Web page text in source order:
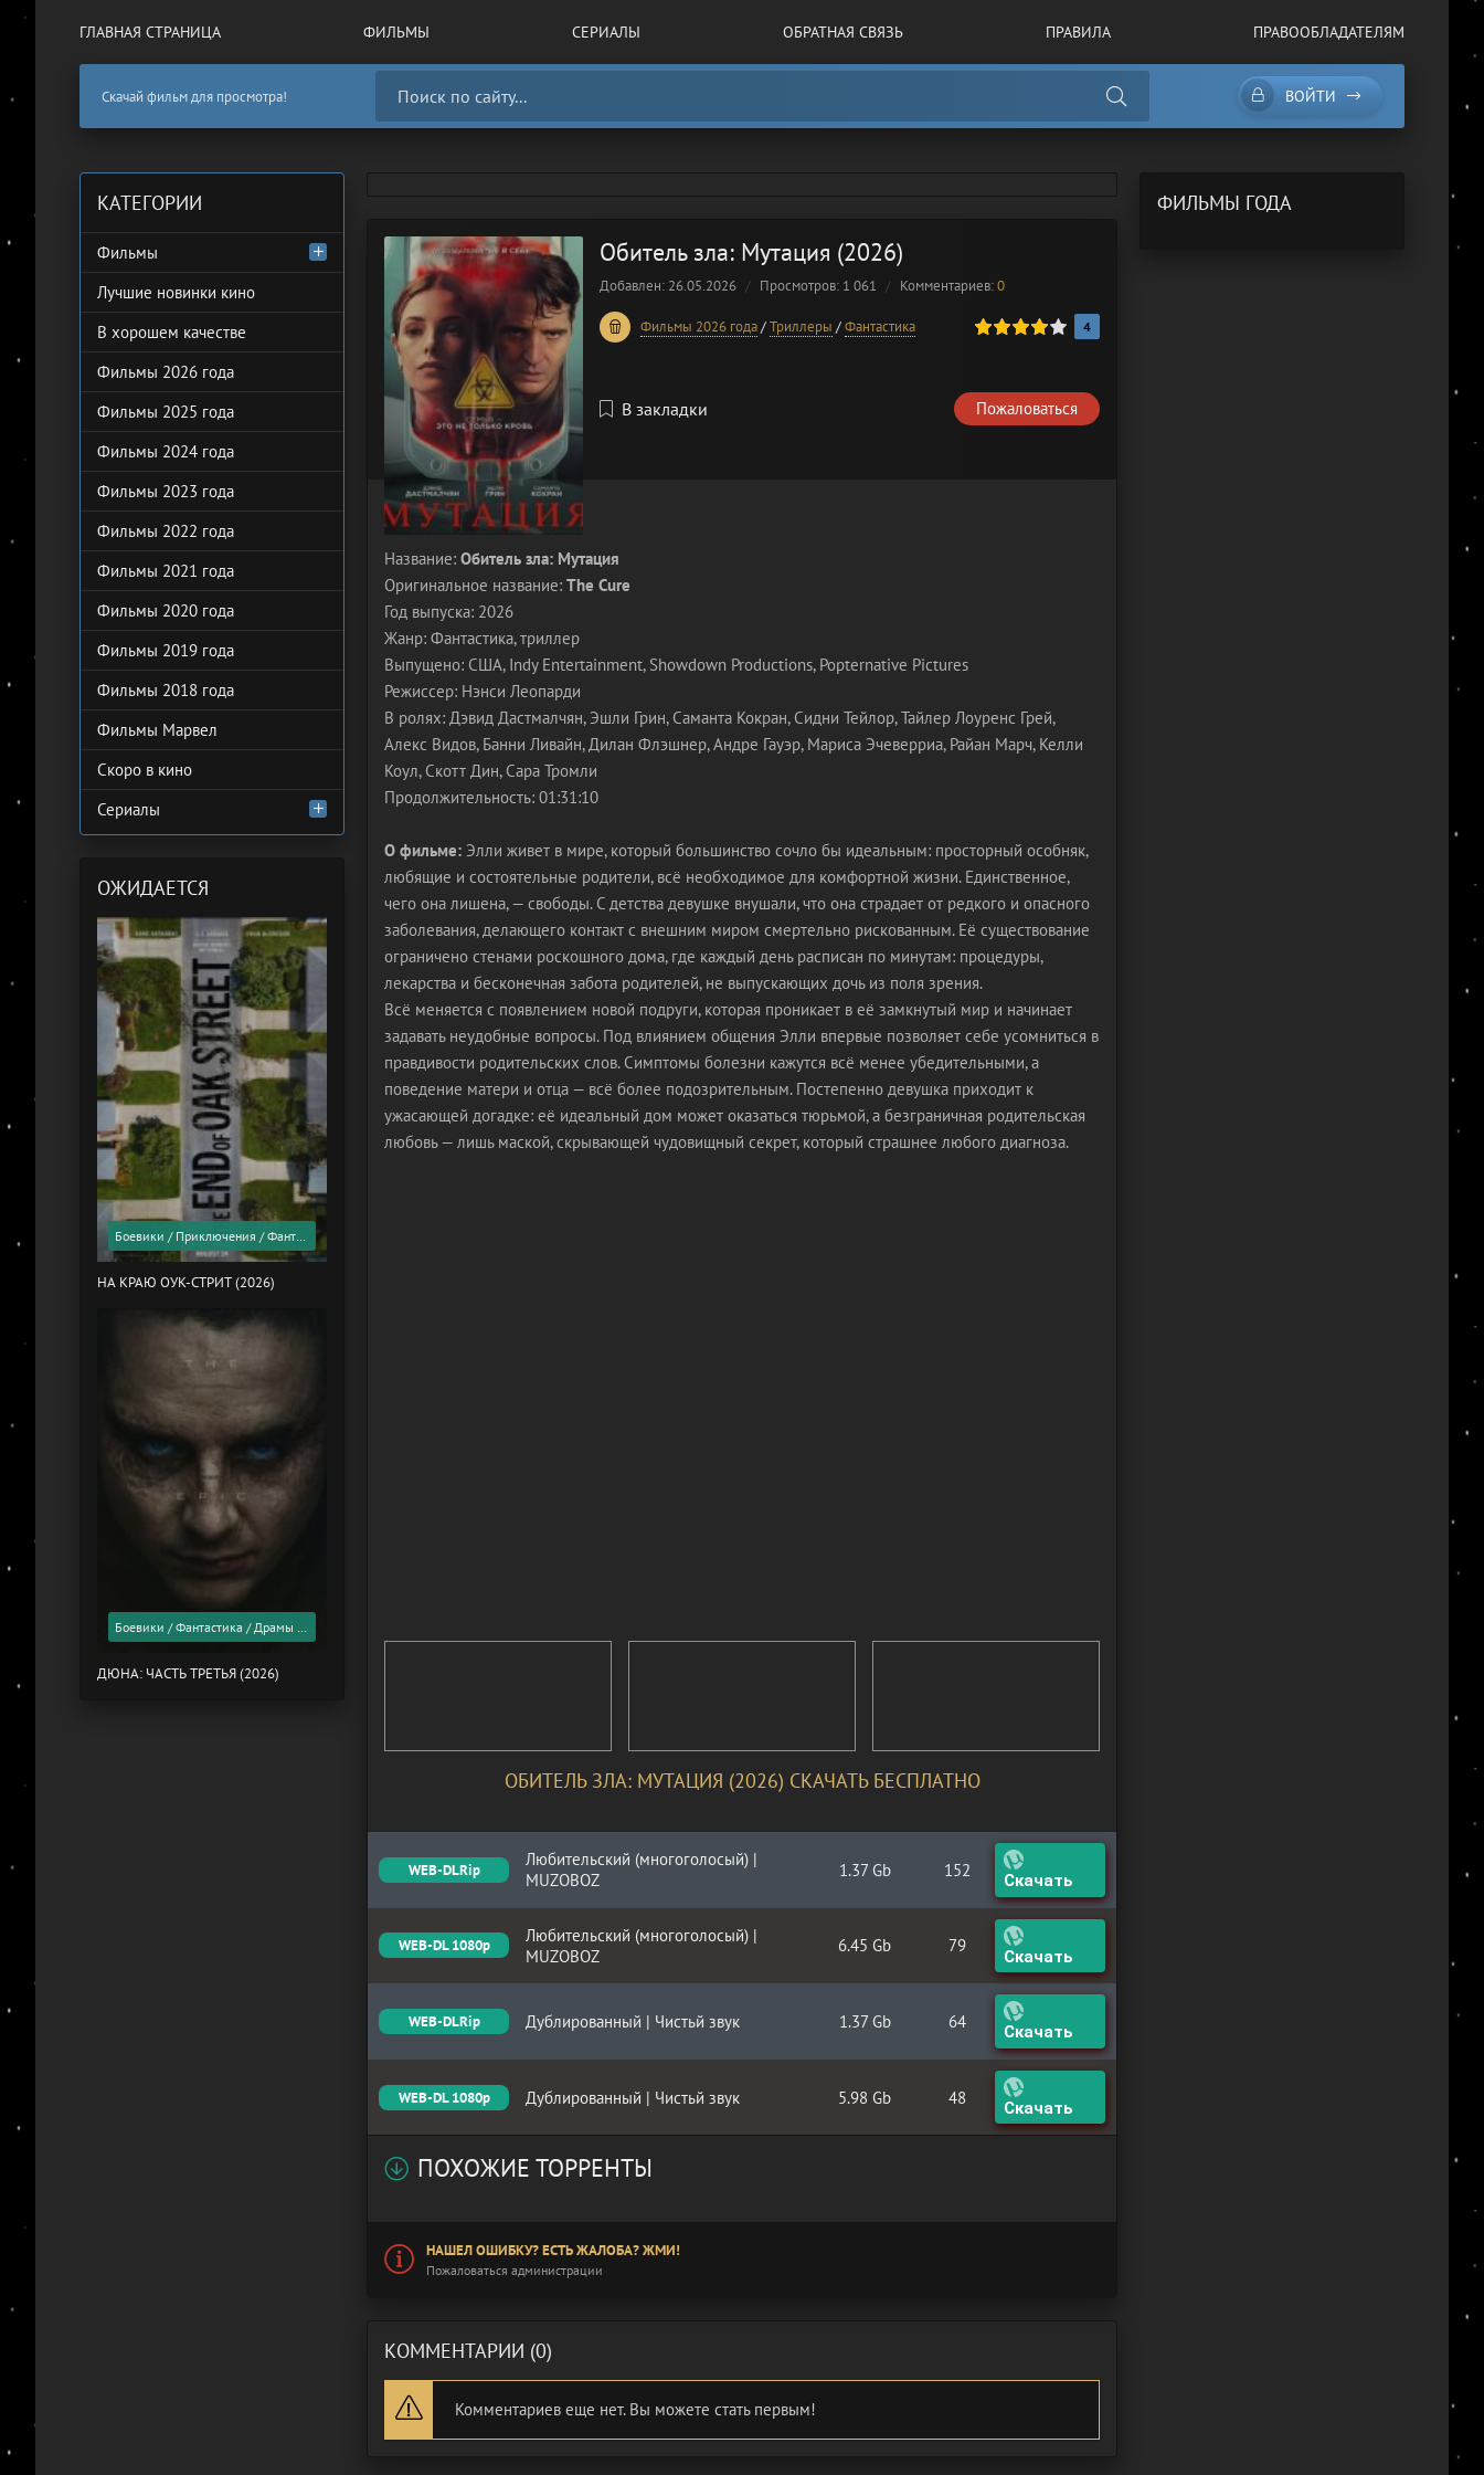
ГЛАВНАЯ СТРАНИЦА ФИЛЬМЫ СЕРИАЛЫ ОБРАТНАЯ СВЯЗЬ ПРАВИЛА ПРАВООБЛАДАТЕЛЯМ
Скачай фильм для просмотра! ВОЙТИ
Обитель зла: Мутация (2026)
Добавлен: 26.05.2026 Просмотров: 1 061 Комментариев:0
Фильмы 2026 года/Триллеры /Фантастика
80 1 2 3 4
В закладки Пожаловаться
Название: Обитель зла: Мутация
Оригинальное название: The Cure
Год выпуска: 2026
Жанр: Фантастика, триллер
Выпущено: США, Indy Entertainment, Showdown Productions, Popternative Pictures
Режиссер: Нэнси Леопарди
В ролях: Дэвид Дастмалчян, Эшли Грин, Саманта Кокран, Сидни Тейлор, Тайлер Лоуренс Грей,
Алекс Видов, Банни Ливайн, Дилан Флэшнер, Андре Гауэр, Мариса Эчеверриа, Райан Марч, Келли
Коул, Скотт Дин, Сара Тромли
Продолжительность: 01:31:10
О фильме: Элли живет в мире, который большинство сочло бы идеальным: просторный особняк,
любящие и состоятельные родители, всё необходимое для комфортной жизни. Единственное,
чего она лишена, — свободы. С детства девушке внушали, что она страдает от редкого и опасного
заболевания, делающего контакт с внешним миром смертельно рискованным. Её существование
ограничено стенами роскошного дома, где каждый день расписан по минутам: процедуры,
лекарства и бесконечная забота родителей, не выпускающих дочь из поля зрения.
Всё меняется с появлением новой подруги, которая проникает в её замкнутый мир и начинает
задавать неудобные вопросы. Под влиянием общения Элли впервые позволяет себе усомниться в
правдивости родительских слов. Симптомы болезни кажутся всё менее убедительными, а
поведение матери и отца — всё более подозрительным. Постепенно девушка приходит к
ужасающей догадке: её идеальный дом может оказаться тюрьмой, а безграничная родительская
любовь — лишь маской, скрывающей чудовищный секрет, который страшнее любого диагноза.
ОБИТЕЛЬ ЗЛА: МУТАЦИЯ (2026) СКАЧАТЬ БЕСПЛАТНО
WEB-DLRip
Любительский (многоголосый) |
MUZOBOZ
1.37 Gb 152 Скачать
WEB-DL 1080p
Любительский (многоголосый) |
MUZOBOZ
6.45 Gb 79 Скачать
WEB-DLRip Дублированный | Чистьй звук 1.37 Gb 64 Скачать
WEB-DL 1080p Дублированный | Чистьй звук 5.98 Gb 48 Скачать
ПОХОЖИЕ ТОРРЕНТЫ
НАШЕЛ ОШИБКУ? ЕСТЬ ЖАЛОБА? ЖМИ!
Пожаловаться администрации
КОММЕНТАРИИ (0)
Комментариев еще нет. Вы можете стать первым!
КАТЕГОРИИ
Фильмы
Лучшие новинки кино
В хорошем качестве
Фильмы 2026 года
Фильмы 2025 года
Фильмы 2024 года
Фильмы 2023 года
Фильмы 2022 года
Фильмы 2021 года
Фильмы 2020 года
Фильмы 2019 года
Фильмы 2018 года
Фильмы Марвел
Скоро в кино
Сериалы
ОЖИДАЕТСЯ
Боевики / Приключения / Фантастика / Фильмы 2026 года / Скоро в кино
НА КРАЮ ОУК-СТРИТ (2026)
Боевики / Фантастика / Драмы / Фильмы 2026 года / Скоро в кино
ДЮНА: ЧАСТЬ ТРЕТЬЯ (2026)
ФИЛЬМЫ ГОДА